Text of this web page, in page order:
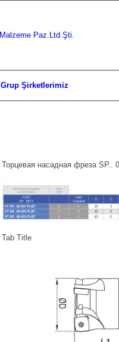
Grup Şirketlerimiz
Торцевая насадная фреза SP..
Tab Title